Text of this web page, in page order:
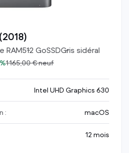
RAM512 GoSSDGris sidéral
1 165,00 €neuf
Intel UHD Graphics 630
: macOS
12 mois